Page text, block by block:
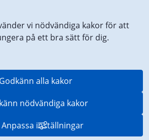
vi nödvändiga kakor för att
på ett bra sätt för dig.
Godkänn alla kakor
nödvändiga kakor
Anpassa inställningar